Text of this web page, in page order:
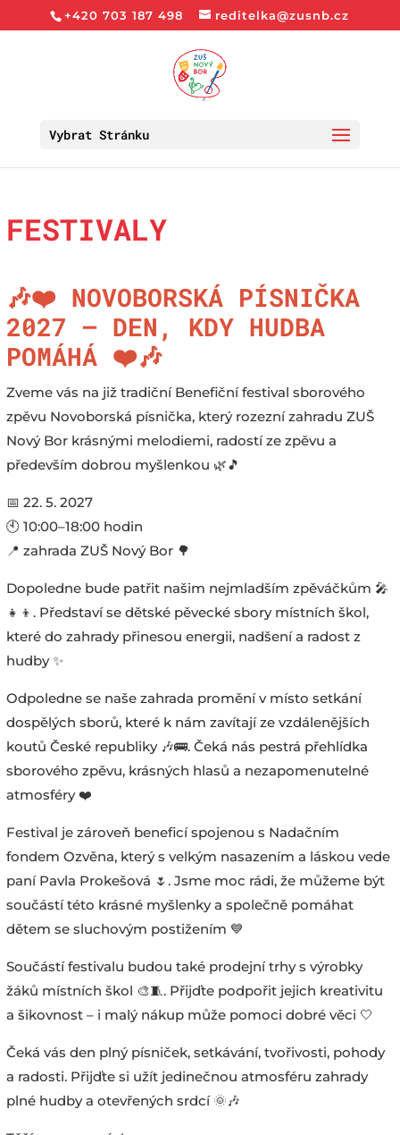
+420 703 187 498 reditelka@zusnb.cz
Vybrat Stránku
FESTIVALY
🎶❤️ NOVOBORSKÁ PÍSNIČKA
2027 – DEN, KDY HUDBA
POMÁHÁ ❤️🎶
Zveme vás na již tradiční Benefiční festival sborového
zpěvu Novoborská písnička, který rozezní zahradu ZUŠ
Nový Bor krásnými melodiemi, radostí ze zpěvu a
především dobrou myšlenkou 🌿🎵
📅 22. 5. 2027
🕙 10:00–18:00 hodin
📍 zahrada ZUŠ Nový Bor 🌳
Dopoledne bude patřit našim nejmladším zpěváčkům 🎤
👧👦. Představí se dětské pěvecké sbory místních škol,
které do zahrady přinesou energii, nadšení a radost z
hudby ✨
Odpoledne se naše zahrada promění v místo setkání
dospělých sborů, které k nám zavítají ze vzdálenějších
koutů České republiky 🎶🚌. Čeká nás pestrá přehlídka
sborového zpěvu, krásných hlasů a nezapomenutelné
atmosféry ❤️
Festival je zároveň beneficí spojenou s Nadačním
fondem Ozvěna, který s velkým nasazením a láskou vede
paní Pavla Prokešová 🌷. Jsme moc rádi, že můžeme být
součástí této krásné myšlenky a společně pomáhat
dětem se sluchovým postižením 💙
Součástí festivalu budou také prodejní trhy s výrobky
žáků místních škol 🎨🧵. Přijďte podpořit jejich kreativitu
a šikovnost – i malý nákup může pomoci dobré věci 🤍
Čeká vás den plný písniček, setkávání, tvořivosti, pohody
a radosti. Přijďte si užít jedinečnou atmosféru zahrady
plné hudby a otevřených srdcí 🌞🎶